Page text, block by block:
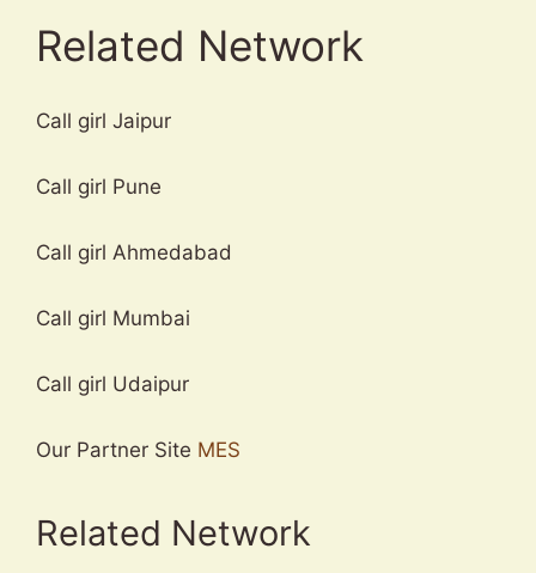
Related Network
Call girl Jaipur
Call girl Pune
Call girl Ahmedabad
Call girl Mumbai
Call girl Udaipur
Our Partner Site MES
Related Network